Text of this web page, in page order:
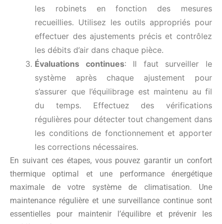
les robinets en fonction des mesures
recueillies. Utilisez les outils appropriés pour
effectuer des ajustements précis et contrôlez
les débits d’air dans chaque pièce.
Évaluations continues: Il faut surveiller le
système après chaque ajustement pour
s’assurer que l’équilibrage est maintenu au fil
du temps. Effectuez des vérifications
régulières pour détecter tout changement dans
les conditions de fonctionnement et apporter
les corrections nécessaires.
En suivant ces étapes, vous pouvez garantir un confort
thermique optimal et une performance énergétique
maximale de votre système de climatisation. Une
maintenance régulière et une surveillance continue sont
essentielles pour maintenir l’équilibre et prévenir les